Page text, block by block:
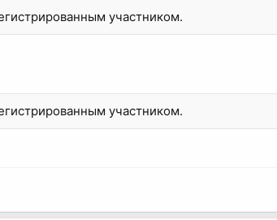
участником.
участником.